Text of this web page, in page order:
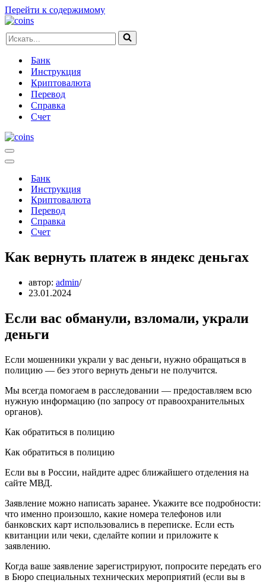
Перейти к содержимому
Искать...
Банк
Инструкция
Криптовалюта
Перевод
Справка
Счет
Меню
навигации
Меню
навигацииБанк
Инструкция
Криптовалюта
Перевод
Справка
Счет
Как вернуть платеж в яндекс деньгах
автор: admin
23.01.2024
Если вас обманули, взломали, украли
деньги
Если мошенники украли у вас деньги, нужно обращаться в
полицию — без этого вернуть деньги не получится.
Мы всегда помогаем в расследовании — предоставляем всю
нужную информацию (по запросу от правоохранительных
органов).
Как обратиться в полицию
Как обратиться в полицию
Если вы в России, найдите адрес ближайшего отделения на
сайте МВД.
Заявление можно написать заранее. Укажите все подробности:
что именно произошло, какие номера телефонов или
банковских карт использовались в переписке. Если есть
квитанции или чеки, сделайте копии и приложите к
заявлению.
Когда ваше заявление зарегистрируют, попросите передать его
в Бюро специальных технических мероприятий (если вы в